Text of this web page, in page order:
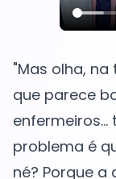
"Mas olha,
que parece
problema é
né? Porque